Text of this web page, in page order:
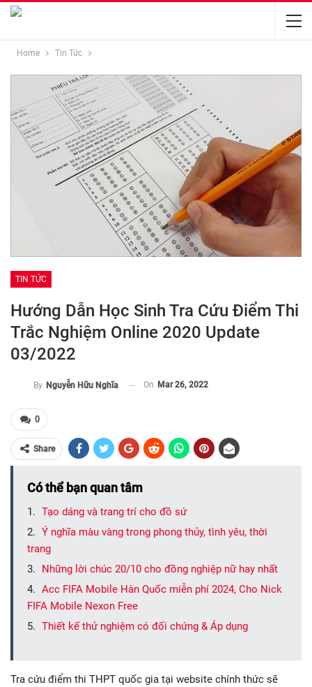
Home Tin Tức
TIN TỨC
Hướng Dẫn Học Sinh Tra Cứu Điểm Thi
Trắc Nghiệm Online 2020 Update
03/2022
By Nguyễn Hữu Nghĩa On Mar 26, 2022
0
Share
Có thể bạn quan tâm
Tạo dáng và trang trí cho đồ sứ
Ý nghĩa màu vàng trong phong thủy, tình yêu, thời
trang
Những lời chúc 20/10 cho đồng nghiệp nữ hay nhất
Acc FIFA Mobile Hàn Quốc miễn phí 2024, Cho Nick
FIFA Mobile Nexon Free
Thiết kế thử nghiệm có đối chứng & Áp dụng
Tra cứu điểm thi THPT quốc gia tại website chính thức sẽ